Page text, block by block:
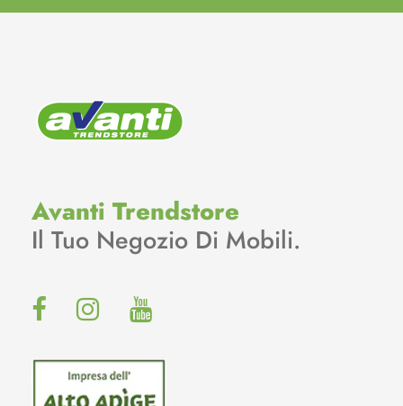
Avanti Trendstore
Il Tuo Negozio Di Mobili.